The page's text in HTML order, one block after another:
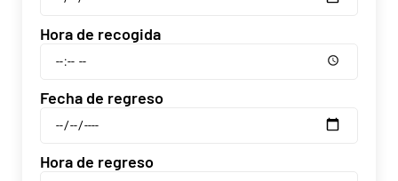
Hora de recogida
Fecha de regreso
Hora de regreso